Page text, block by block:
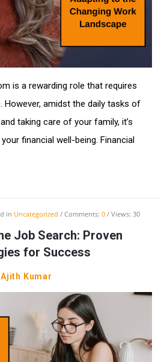
is a rewarding role that requires
However, amidst the daily tasks of
taking care of your family, it’s
financial well-being. Financial
in Uncategorized Comments: 0 Views: 30
Job Search: Proven
for Success
Ajith Kumar